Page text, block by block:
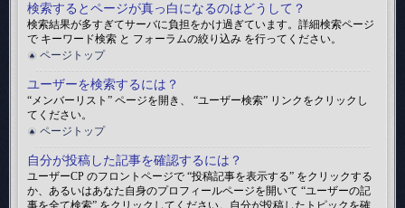
検索するとページが真っ白になるのはどうして？
検索結果が多すぎてサーバに負担をかけ過ぎています。詳細検索ページ
で キーワード検索 と フォーラムの絞り込み を行ってください。
ページトップ
ユーザーを検索するには？
“メンバーリスト” ページを開き、 “ユーザー検索” リンクをクリックし
てください。
ページトップ
自分が投稿した記事を確認するには？
ユーザーCP のフロントページで “投稿記事を表示する” をクリックする
か、あるいはあなた自身のプロフィールページを開いて “ユーザーの記
事を全て検索” をクリックしてください。自分が投稿したトピックを確